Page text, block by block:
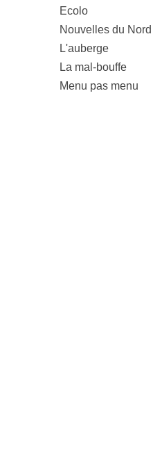
Ecolo
Nouvelles du Nord
L'auberge
La mal-bouffe
Menu pas menu